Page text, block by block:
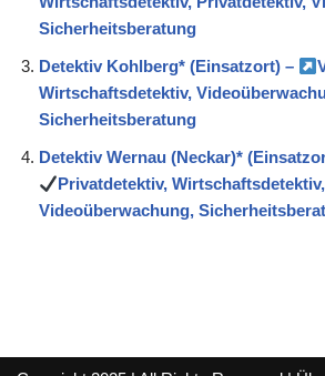
Sicherheitsberatung
Detektiv Kohlberg* (Einsatzort) –
Wirtschaftsdetektiv,
Sicherheitsberatung
Detektiv Wernau (Neckar)*
Privatdetektiv, Wirtschaftsdetektiv,
Videoüberwachung,